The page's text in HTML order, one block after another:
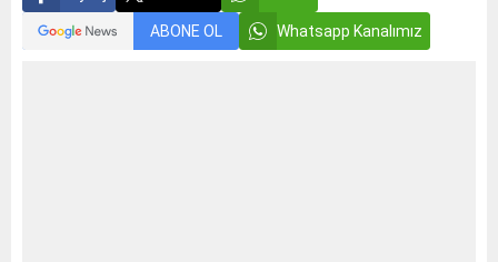
ABONE OL Whatsapp Kanalımız